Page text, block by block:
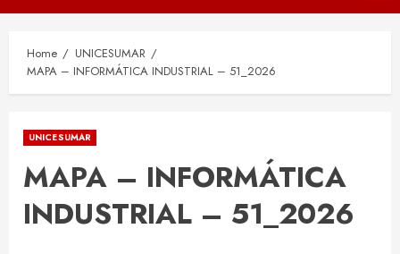
Menu
Home
UNICESUMAR
MAPA – INFORMÁTICA INDUSTRIAL – 51_2026
UNICESUMAR
MAPA – INFORMÁTICA
INDUSTRIAL – 51_2026